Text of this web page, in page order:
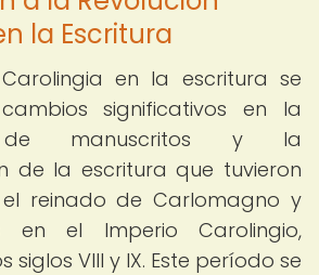
la Escritura
en la escritura se
significativos en la
de manuscritos y la
de la escritura que tuvieron
reinado de Carlomagno y
en el Imperio Carolingio,
VIII y IX. Este período se